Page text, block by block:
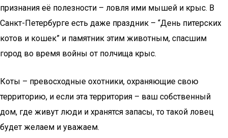
признания её полезности – ловля ими мышей и крыс. В
Санкт-Петербурге есть даже праздник – “День питерских
котов и кошек” и памятник этим животным, спасшим
город во время войны от полчища крыс.
Коты – превосходные охотники, охраняющие свою
территорию, и если эта территория – ваш собственный
дом, где живут люди и хранятся запасы, то такой ловец
будет желаем и уважаем.